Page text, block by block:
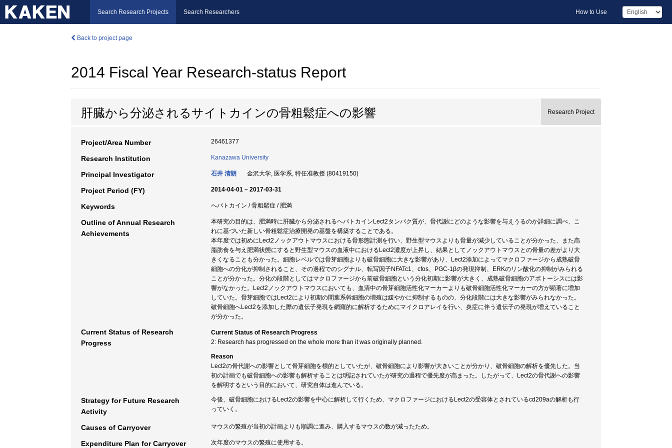
Search Research Projects Search Researchers How to Use
Back to project page
2014 Fiscal Year Research-status Report
肝臓から分泌されるサイトカインの骨粗鬆症への影響 Research Project
Project/Area Number 26461377
Research Institution Kanazawa University
Principal Investigator 石井 清朗 金沢大学, 医学系, 特任准教授 (80419150)
Project Period (FY) 2014-04-01 – 2017-03-31
Keywords へパトカイン / 骨粗鬆症 / 肥満
Outline of Annual Research
Achievements
本研究の目的は、肥満時に肝臓から分泌されるヘパトカインLect2タンパク質が、骨代謝にどのような影響を与えうるのか詳細に調べ、こ
れに基づいた新しい骨粗鬆症治療開発の基盤を構築することである。
本年度では初めにLect2ノックアウトマウスにおける骨形態計測を行い、野生型マウスよりも骨量が減少していることが分かった、また高
脂肪食を与え肥満状態にすると野生型マウスの血液中におけるLect2濃度が上昇し、結果としてノックアウトマウスとの骨量の差がより大
きくなることも分かった。細胞レベルでは骨芽細胞よりも破骨細胞に大きな影響があり、Lect2添加によってマクロファージから成熟破骨
細胞への分化が抑制されること、その過程でのシグナル、転写因子NFATc1、cfos、PGC-1βの発現抑制、ERKのリン酸化の抑制がみられる
ことが分かった。分化の段階としてはマクロファージから前破骨細胞という分化初期に影響が大きく、成熟破骨細胞のアポトーシスには影
響がなかった。Lect2ノックアウトマウスにおいても、血清中の骨芽細胞活性化マーカーよりも破骨細胞活性化マーカーの方が顕著に増加
していた。骨芽細胞ではLect2により初期の間葉系幹細胞の増殖は緩やかに抑制するものの、分化段階には大きな影響がみられなかった。
破骨細胞へLect2を添加した際の遺伝子発現を網羅的に解析するためにマイクロアレイを行い、炎症に伴う遺伝子の発現が増えていること
が分かった。
Current Status of Research
Progress
Current Status of Research Progress
2: Research has progressed on the whole more than it was originally planned.
Reason
Lect2の骨代謝への影響として骨芽細胞を標的としていたが、破骨細胞により影響が大きいことが分かり、破骨細胞の解析を優先した。当
初の計画でも破骨細胞への影響も解析することは明記されていたが研究の過程で優先度が高まった。したがって、Lect2の骨代謝への影響
を解明するという目的において、研究自体は進んでいる。
Strategy for Future Research
Activity
今後、破骨細胞におけるLect2の影響を中心に解析して行くため、マクロファージにおけるLect2の受容体とされているcd209aの解析も行
っていく。
Causes of Carryover マウスの繁殖が当初の計画よりも順調に進み、購入するマウスの数が減ったため。
Expenditure Plan for Carryover 次年度のマウスの繁殖に使用する。